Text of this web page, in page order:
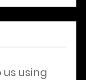
using